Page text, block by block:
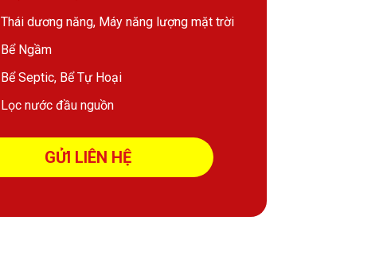
Thái dương năng, Máy năng lượng mặt trời
Bể Ngầm
Bể Septic, Bể Tự Hoại
Lọc nước đầu nguồn